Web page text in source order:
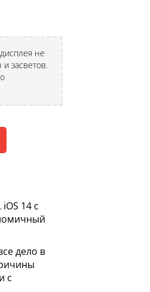
не
засветов.
14 с
дело в
с